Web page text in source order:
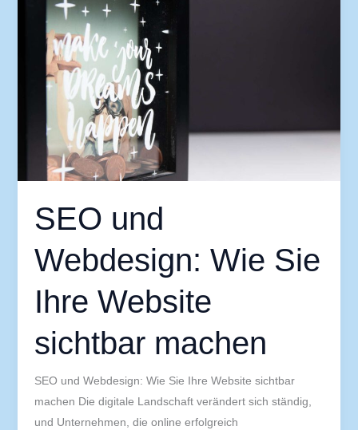
SEO und
Webdesign: Wie Sie
Ihre Website
sichtbar machen
SEO und Webdesign: Wie Sie Ihre Website sichtbar
machen Die digitale Landschaft verändert sich ständig,
und Unternehmen, die online erfolgreich
und
Webdesign:
Wie
Sie
Ihre
Website
sichtbar
machen